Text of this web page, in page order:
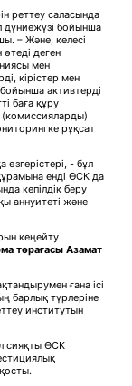
реттеу саласында
дүниежүзі бойынша
– Және, келесі
деген
мен
кірістер мен
активтерді
баға құру
(комиссияларды)
рұқсат
өзгерістері, - бұл
енді ӨСК да
кепілдік беру
аннуитеті және
кеңейту
төрағасы Азамат
ғана ісі
барлық түрлеріне
институтын
сияқты ӨСК